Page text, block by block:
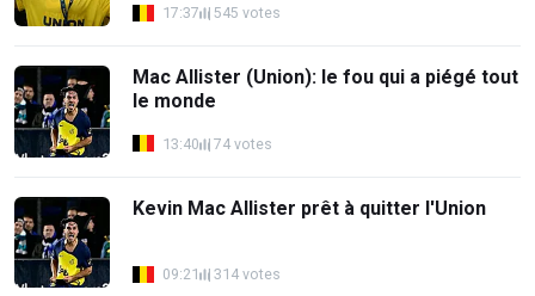
17:37 545 votes
Mac Allister (Union): le fou qui a piégé tout
le monde
13:40 74 votes
Kevin Mac Allister prêt à quitter l'Union
09:21 314 votes